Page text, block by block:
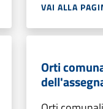
VAI ALLA
Orti